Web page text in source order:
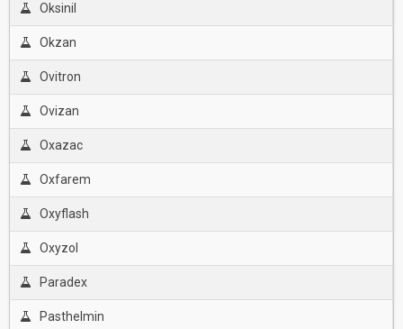
Oksinil
Okzan
Ovitron
Ovizan
Oxazac
Oxfarem
Oxyflash
Oxyzol
Paradex
Pasthelmin